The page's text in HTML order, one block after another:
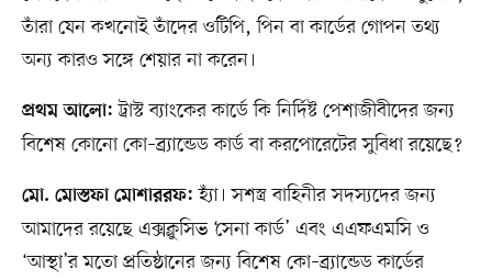
তাঁরা যেন কখনোই তাঁদের ওটিপি, পিন বা কার্ডের গোপন তথ্য
অন্য কারও সঙ্গে শেয়ার না করেন।
প্রথম আলো: ট্রাস্ট ব্যাংকের কার্ডে কি নির্দিষ্ট পেশাজীবীদের জন্য
বিশেষ কোনো কো–ব্র্যান্ডেড কার্ড বা করপোরেটের সুবিধা রয়েছে?
মো. মোস্তফা মোশাররফ: হ্যাঁ। সশস্ত্র বাহিনীর সদস্যদের জন্য
আমাদের রয়েছে এক্সক্লুসিভ ‘সেনা কার্ড’ এবং এএফএমসি ও
‘আস্থা’র মতো প্রতিষ্ঠানের জন্য বিশেষ কো–ব্র্যান্ডেড কার্ডের